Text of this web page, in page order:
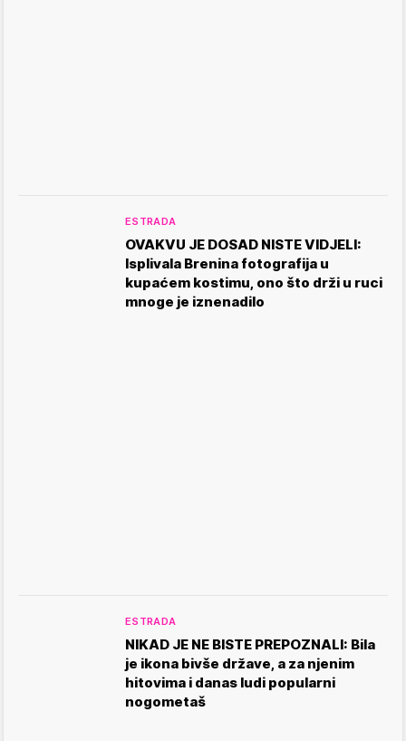
ESTRADA
OVAKVU JE DOSAD NISTE VIDJELI:
Isplivala Brenina fotografija u
kupaćem kostimu, ono što drži u ruci
mnoge je iznenadilo
ESTRADA
NIKAD JE NE BISTE PREPOZNALI: Bila
je ikona bivše države, a za njenim
hitovima i danas ludi popularni
nogometaš